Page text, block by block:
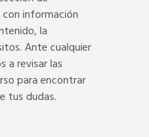
información
la
Ante cualquier
a revisar las
para encontrar
tus dudas.